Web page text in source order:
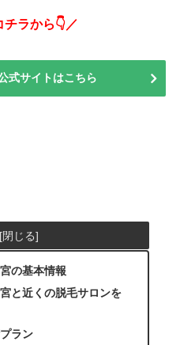
チラから👇／
式サイトはこちら
の基本情報
と近くの脱毛サロンを
ラン